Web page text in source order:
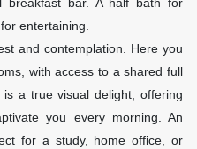
entertaining.
and contemplation. Here you
with access to a shared full
a true visual delight, offering
you every morning. An
for a study, home office, or